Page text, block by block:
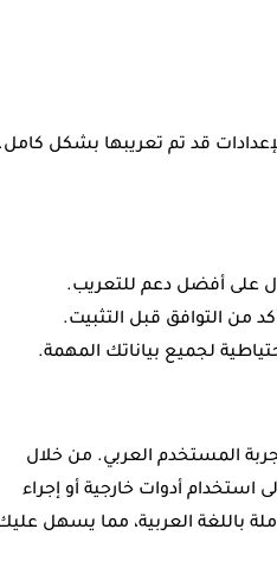
قد تم تعريبها بشكل كامل.
على أفضل دعم للتعريب.
من التوافق قبل التثبيت.
لجميع بياناتك المهمة.
المستخدم العربي. من خلال
استخدام أدوات خارجية أو إجراء
باللغة العربية، مما يسهل